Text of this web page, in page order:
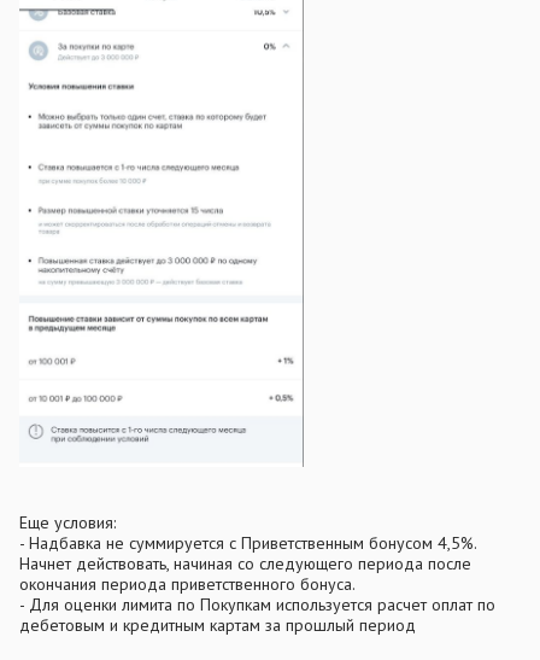
Еще условия:
- Надбавка не суммируется с Приветственным бонусом 4,5%.
Начнет действовать, начиная со следующего периода после
окончания периода приветственного бонуса.
- Для оценки лимита по Покупкам используется расчет оплат по
дебетовым и кредитным картам за прошлый период